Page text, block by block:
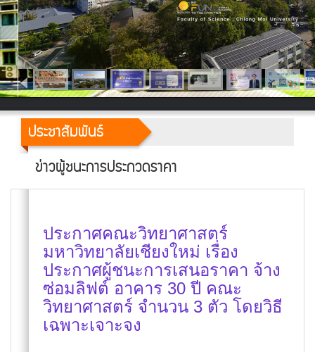
ประชาสัมพันธ์
ข่าวผู้ชนะการประกวดราคา
ประกาศคณะวิทยาศาสตร์
มหาวิทยาลัยเชียงใหม่ เรื่อง
ประกาศผู้ชนะการเสนอราคา จ้าง
ซ่อมลิฟต์ อาคาร 30 ปี คณะ
วิทยาศาสตร์ จำนวน 3 ตัว โดยวิธี
เฉพาะเจาะจง